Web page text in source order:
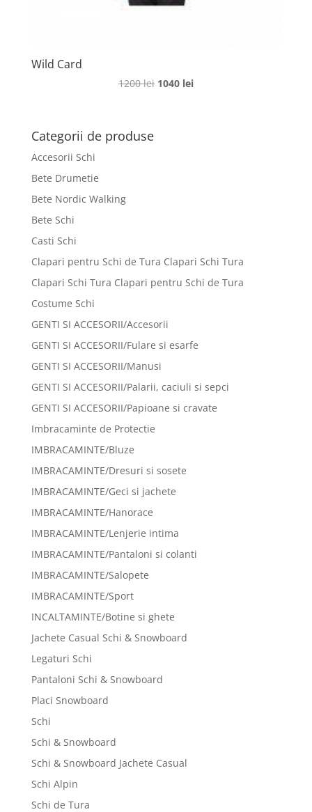
Wild Card
1200lei Prețul
1040 leiPrețul
Categorii de produse
Accesorii Schi
Bete Drumetie
Bete Nordic Walking
Bete Schi
Casti Schi
Clapari pentru Schi de Tura Clapari Schi Tura
Clapari Schi Tura Clapari pentru Schi de Tura
Costume Schi
GENTI SI ACCESORII/Accesorii
GENTI SI ACCESORII/Fulare si esarfe
GENTI SI ACCESORII/Manusi
GENTI SI ACCESORII/Palarii, caciuli si sepci
GENTI SI ACCESORII/Papioane si cravate
Imbracaminte de Protectie
IMBRACAMINTE/Bluze
IMBRACAMINTE/Dresuri si sosete
IMBRACAMINTE/Geci si jachete
IMBRACAMINTE/Hanorace
IMBRACAMINTE/Lenjerie intima
IMBRACAMINTE/Pantaloni si colanti
IMBRACAMINTE/Salopete
IMBRACAMINTE/Sport
INCALTAMINTE/Botine si ghete
Jachete Casual Schi & Snowboard
Legaturi Schi
Pantaloni Schi & Snowboard
Placi Snowboard
Schi
Schi & Snowboard
Schi & Snowboard Jachete Casual
Schi Alpin
Schi de Tura